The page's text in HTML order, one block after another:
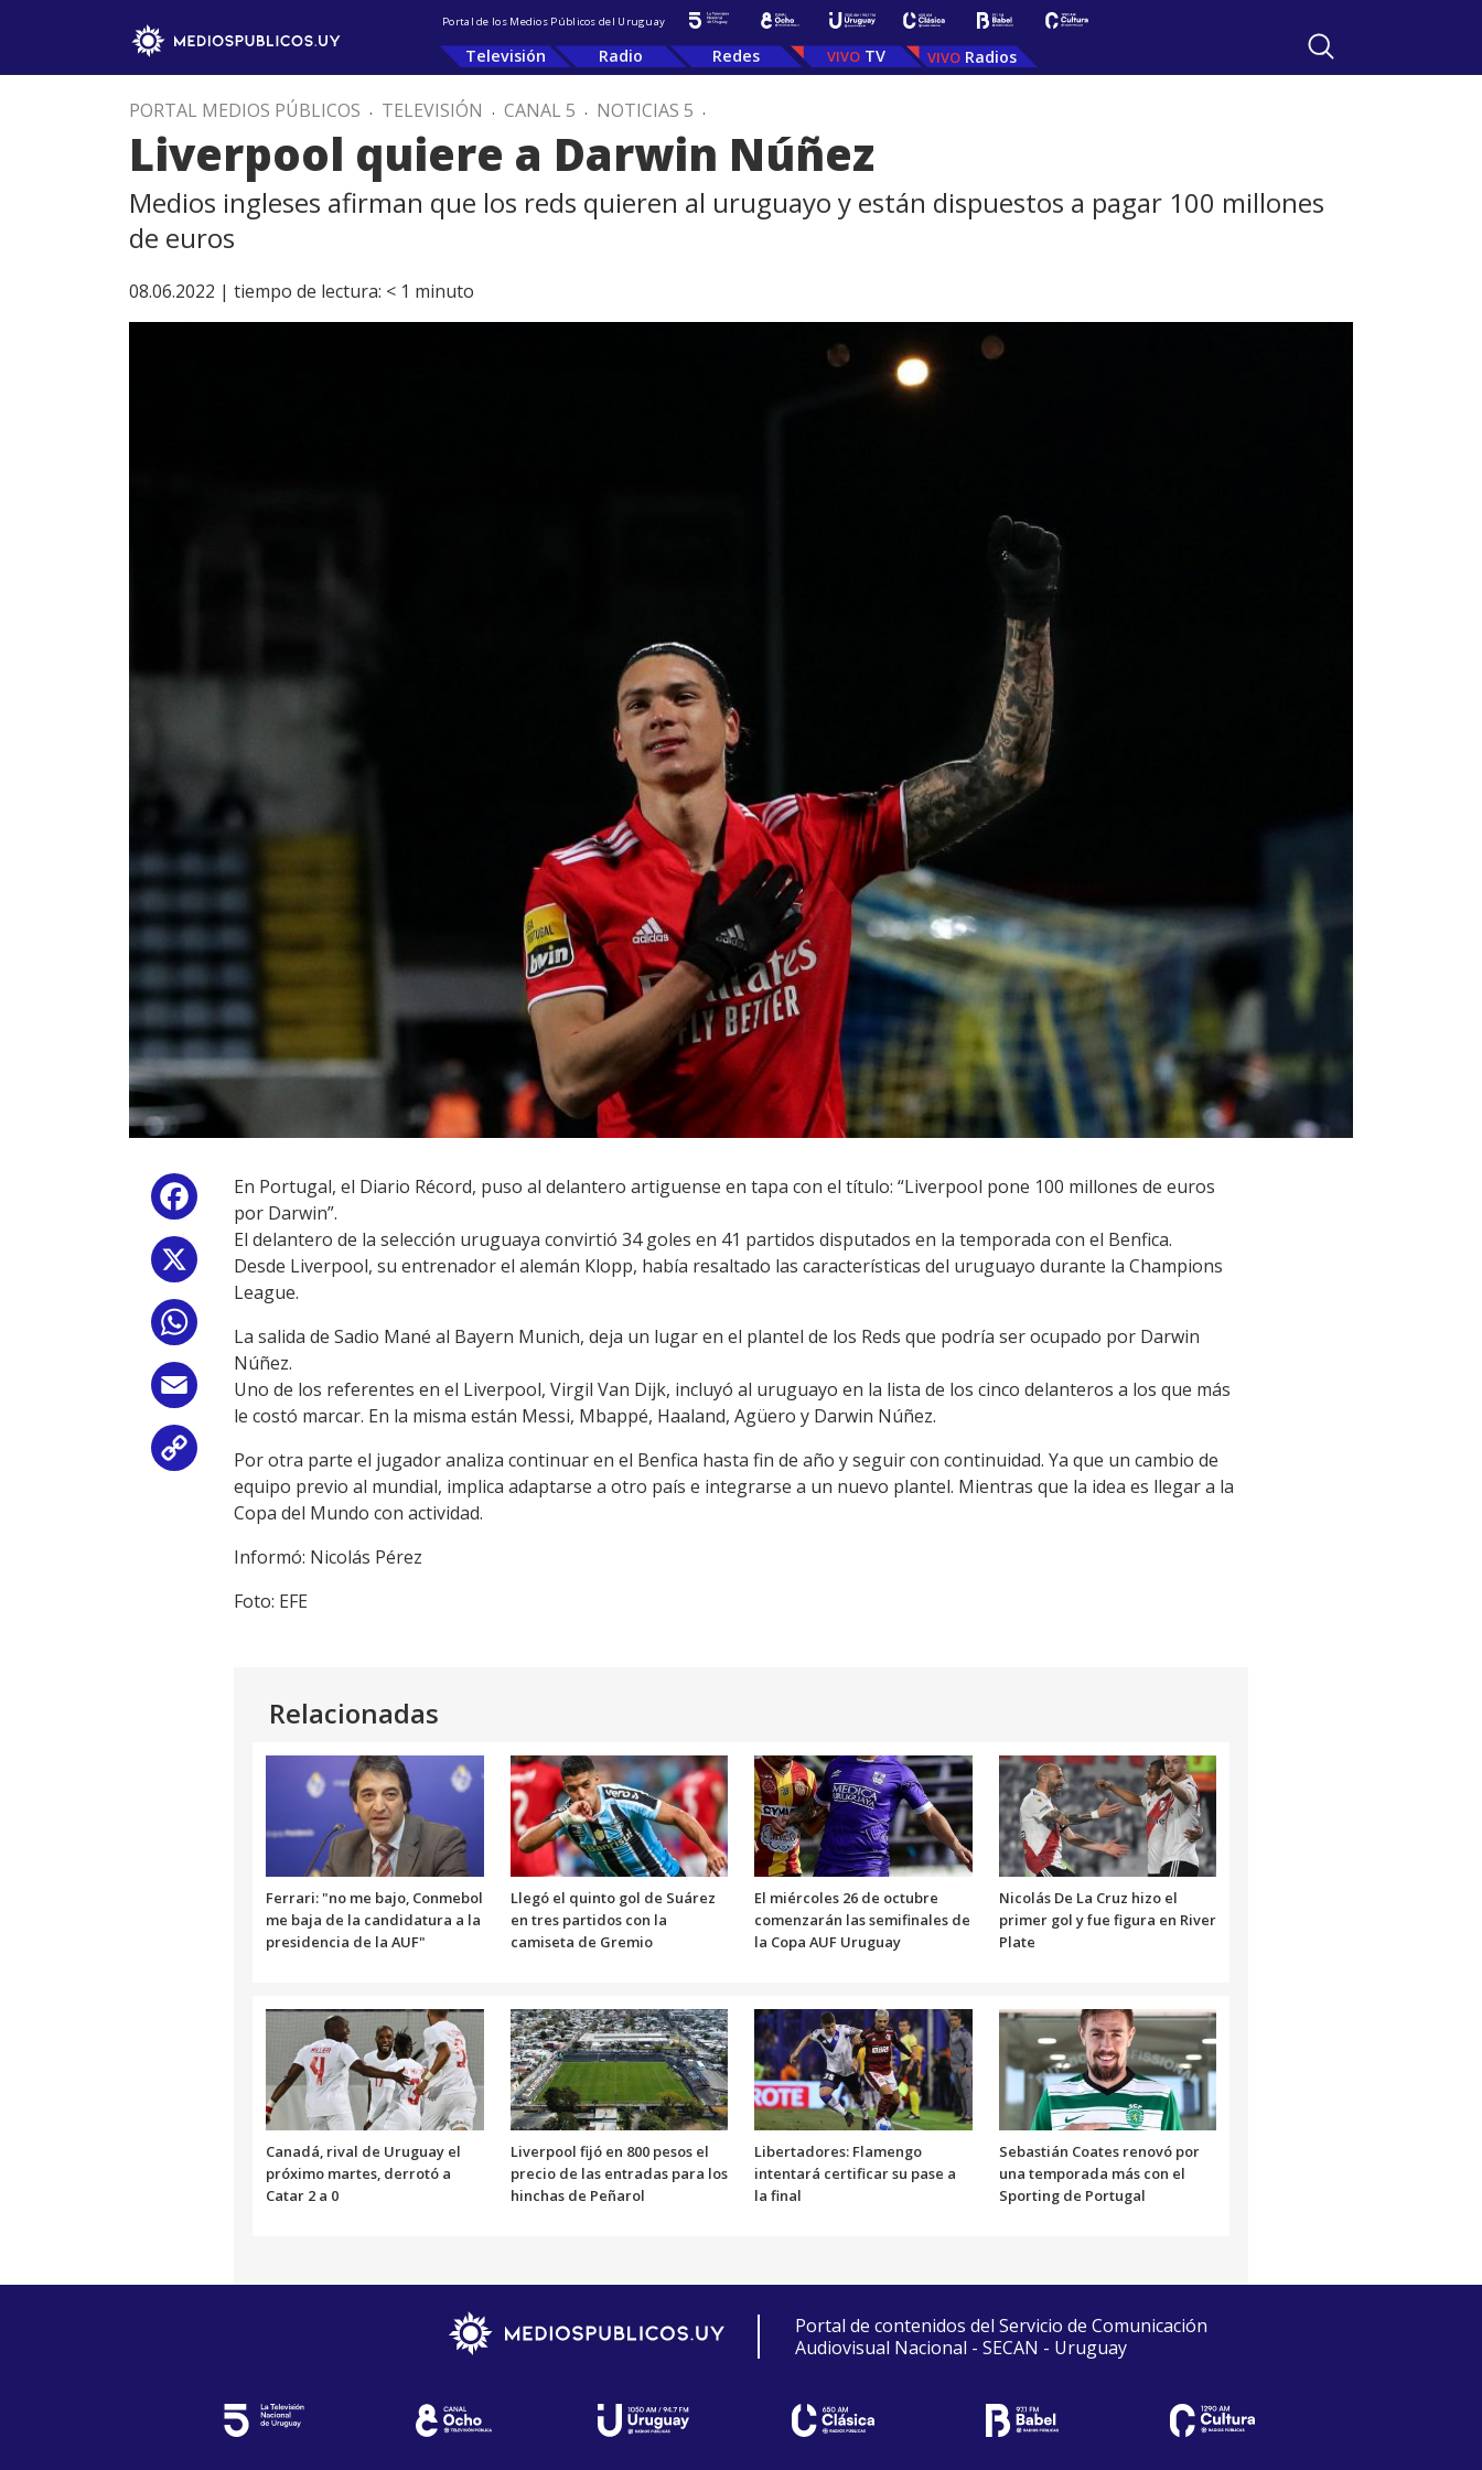
Portal de los Medios Públicos del Uruguay
Televisión Radio Redes TV Radios
PORTAL MEDIOS PÚBLICOS . TELEVISIÓN . CANAL 5 . NOTICIAS 5 .
Liverpool quiere a Darwin Núñez
Medios ingleses afirman que los reds quieren al uruguayo y están dispuestos a pagar 100 millones
de euros
08.06.2022 | tiempo de lectura: < 1 minuto
Facebook
WhatsApp
Email
Copy
Link
En Portugal, el Diario Récord, puso al delantero artiguense en tapa con el título: “Liverpool pone 100 millones de euros
por Darwin”.
El delantero de la selección uruguaya convirtió 34 goles en 41 partidos disputados en la temporada con el Benfica.
Desde Liverpool, su entrenador el alemán Klopp, había resaltado las características del uruguayo durante la Champions
League.
La salida de Sadio Mané al Bayern Munich, deja un lugar en el plantel de los Reds que podría ser ocupado por Darwin
Núñez.
Uno de los referentes en el Liverpool, Virgil Van Dijk, incluyó al uruguayo en la lista de los cinco delanteros a los que más
le costó marcar. En la misma están Messi, Mbappé, Haaland, Agüero y Darwin Núñez.
Por otra parte el jugador analiza continuar en el Benfica hasta fin de año y seguir con continuidad. Ya que un cambio de
equipo previo al mundial, implica adaptarse a otro país e integrarse a un nuevo plantel. Mientras que la idea es llegar a la
Copa del Mundo con actividad.
Informó: Nicolás Pérez
Foto: EFE
Relacionadas
Ferrari: "no me bajo, Conmebol
me baja de la candidatura a la
presidencia de la AUF"
Llegó el quinto gol de Suárez
en tres partidos con la
camiseta de Gremio
El miércoles 26 de octubre
comenzarán las semifinales de
la Copa AUF Uruguay
Nicolás De La Cruz hizo el
primer gol y fue figura en River
Plate
Canadá, rival de Uruguay el
próximo martes, derrotó a
Catar 2 a 0
Liverpool fijó en 800 pesos el
precio de las entradas para los
hinchas de Peñarol
Libertadores: Flamengo
intentará certificar su pase a
la final
Sebastián Coates renovó por
una temporada más con el
Sporting de Portugal
Portal de contenidos del Servicio de Comunicación
Audiovisual Nacional - SECAN - Uruguay